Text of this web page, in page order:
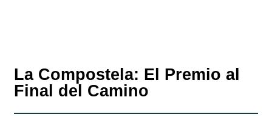
La Compostela: El Premio al
Final del Camino